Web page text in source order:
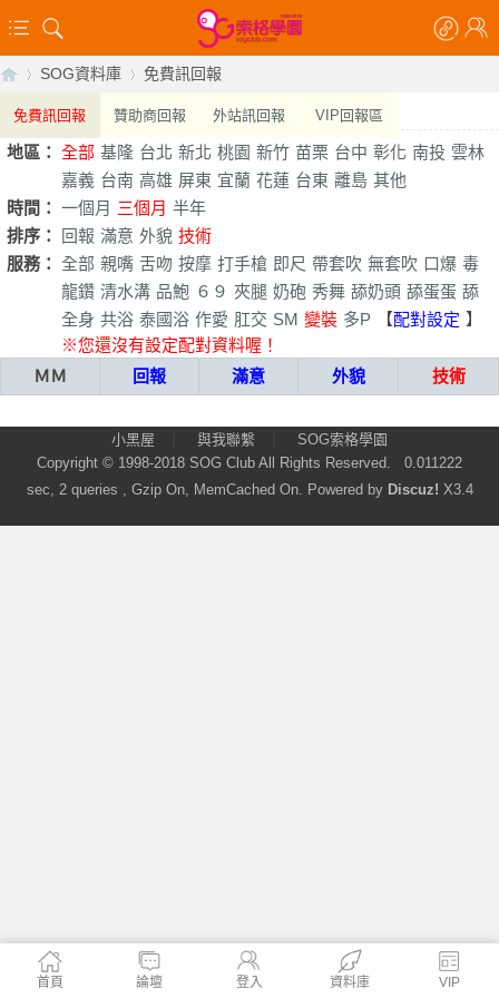
索
SOG資料庫
›
免費訊回報
免費訊回報 贊助商回報 外站訊回報 VIP回報區
地區： 全部 基隆 台北 新北 桃園 新竹 苗栗 台中 彰化 南投 雲林
嘉義 台南 高雄 屏東 宜蘭 花蓮 台東 離島 其他
時間： 一個月 三個月 半年
排序：
回報 滿意 外貌 技術
服務： 全部 親嘴 舌吻 按摩 打手槍 即尺 帶套吹 無套吹 口爆 毒
龍鑽 清水溝 品鮑 ６９ 夾腿 奶砲 秀舞 舔奶頭 舔蛋蛋 舔
全身 共浴 泰國浴 作愛 肛交 SM 變裝 多P 【配對設定 】
※您還沒有設定配對資料喔！
ＭＭ
回報 滿意 外貌 技術
小黑屋 與我聯繫
SOG索格學園
Copyright © 1998-2018 SOG Club All Rights Reserved. 0.011222
sec, 2 queries , Gzip On, MemCached On. Powered by Discuz! X3.4
首頁 論壇 登入 資料庫 VIP